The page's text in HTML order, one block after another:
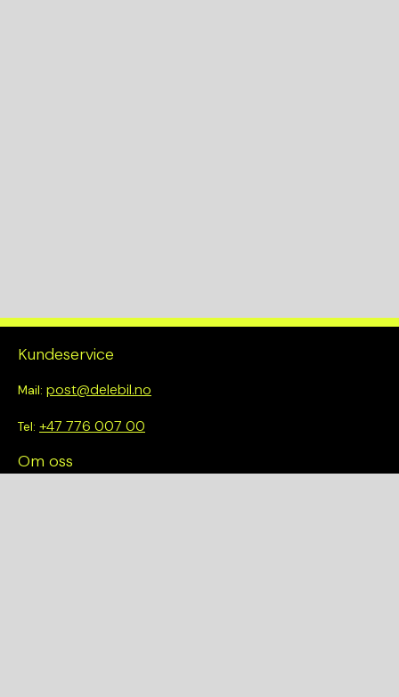
Kundeservice
Mail: post@delebil.no
Tel: +47 776 007 00
Om oss